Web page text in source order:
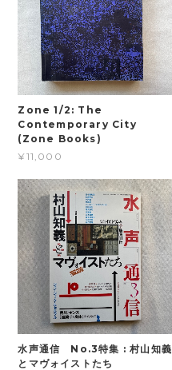
Zone 1/2: The
Contemporary City
(Zone Books)
¥11,000
水声通信 No.3特集 : 村山知義
とマヴォイストたち